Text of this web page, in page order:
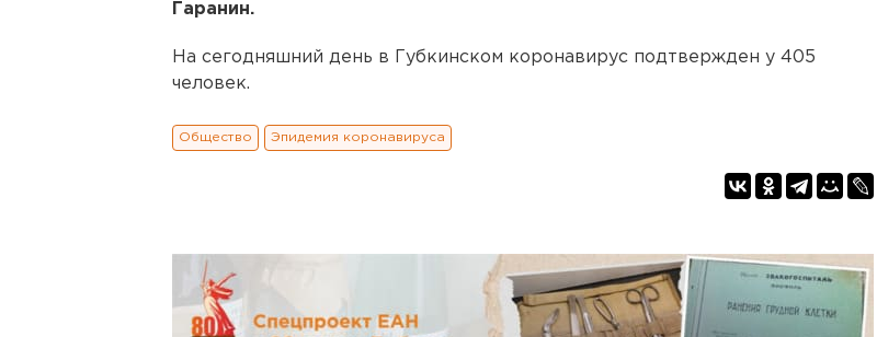
Гаранин.
На сегодняшний день в Губкинском коронавирус подтвержден у 405
человек.
Общество Эпидемия коронавируса